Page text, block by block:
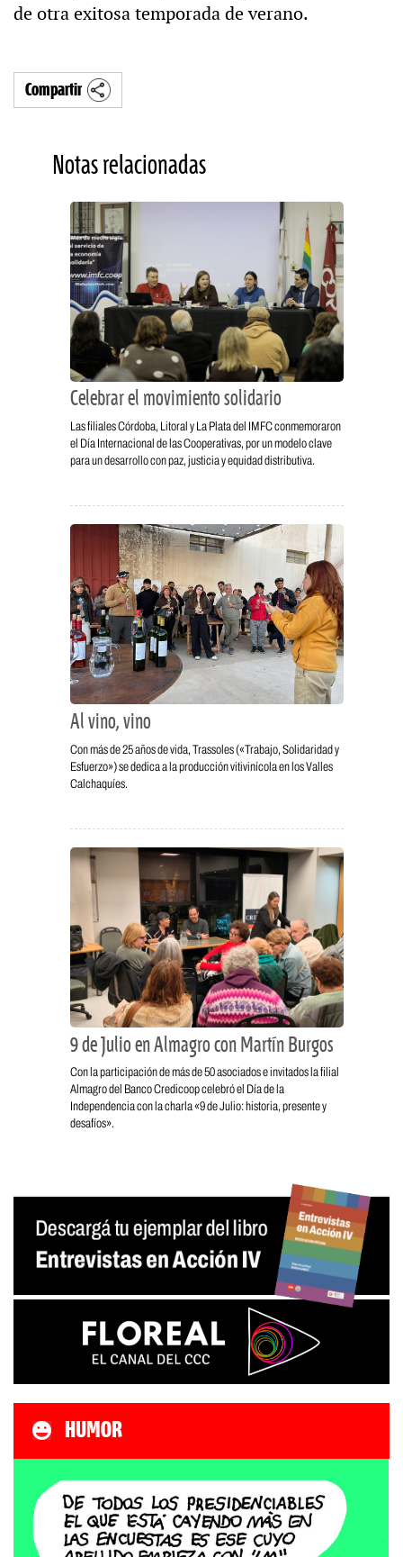
de otra exitosa temporada de verano.
Compartir
Notas relacionadas
Celebrar el movimiento solidario
Las filiales Córdoba, Litoral y La Plata del IMFC conmemoraron
el Día Internacional de las Cooperativas, por un modelo clave
para un desarrollo con paz, justicia y equidad distributiva.
Al vino, vino
Con más de 25 años de vida, Trassoles («Trabajo, Solidaridad y
Esfuerzo») se dedica a la producción vitivinícola en los Valles
Calchaquíes.
9 de Julio en Almagro con Martín Burgos
Con la participación de más de 50 asociados e invitados la filial
Almagro del Banco Credicoop celebró el Día de la
Independencia con la charla «9 de Julio: historia, presente y
desafíos».
HUMOR